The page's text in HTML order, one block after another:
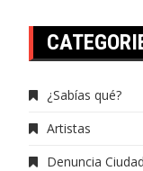
¿Sabías qué?
Artistas
Denuncia